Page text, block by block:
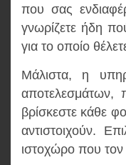
που σας
γνωρίζετε ήδη
για το οποίο
Μάλιστα, η
αποτελεσμάτων,
βρίσκεστε κάθε
αντιστοιχούν.
ιστοχώρο που τον